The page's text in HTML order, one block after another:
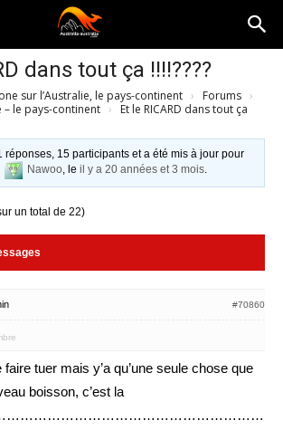
dans tout ça !!!!????
sur l’Australie, le pays-continent › Forums ›
– le pays-continent ›
Et le RICARD dans tout ça
réponses, 15 participants et a été mis à jour pour
Nawoo, leil y a 20 années et 3 mois.
un total de 22)
#70860
tuer mais y’a qu’une seule chose que
boisson, c’est la